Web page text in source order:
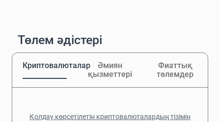
Төлем әдістері
Криптовалюталар
Әмиян
қызметтері
Фиаттық
төлемдер
Қолдау көрсетілетін криптовалюталардың тізімін